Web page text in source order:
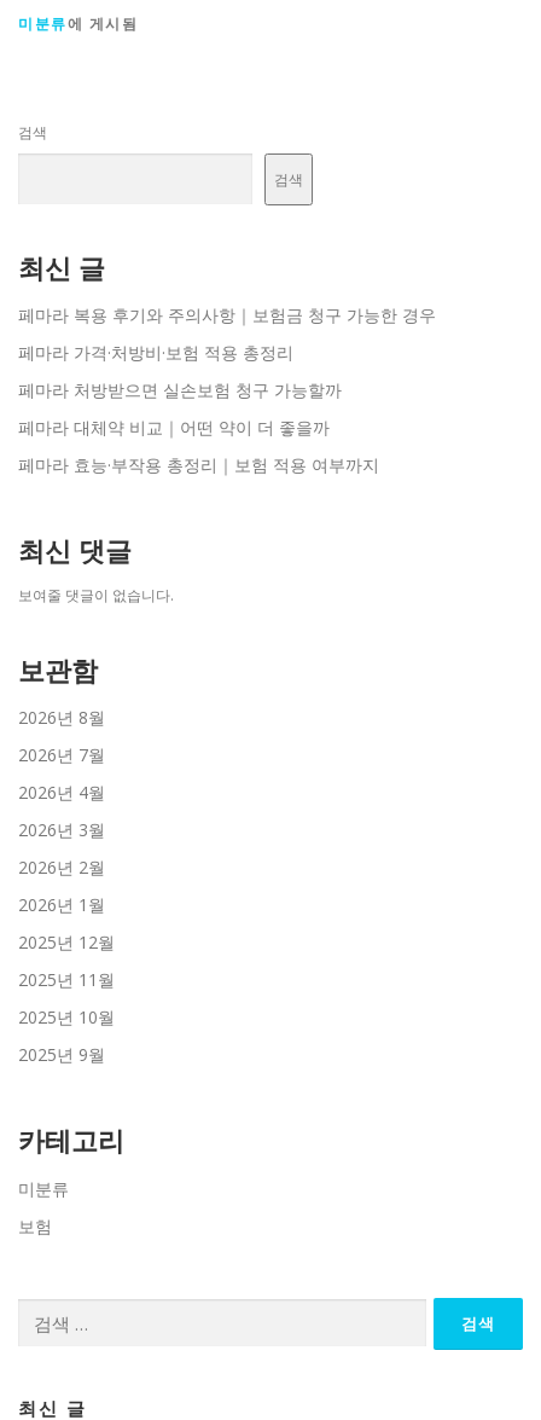
미분류에 게시됨
검색
검색
최신 글
페마라 복용 후기와 주의사항｜보험금 청구 가능한 경우
페마라 가격·처방비·보험 적용 총정리
페마라 처방받으면 실손보험 청구 가능할까
페마라 대체약 비교｜어떤 약이 더 좋을까
페마라 효능·부작용 총정리｜보험 적용 여부까지
최신 댓글
보여줄 댓글이 없습니다.
보관함
2026년 8월
2026년 7월
2026년 4월
2026년 3월
2026년 2월
2026년 1월
2025년 12월
2025년 11월
2025년 10월
2025년 9월
카테고리
미분류
보험
최신 글